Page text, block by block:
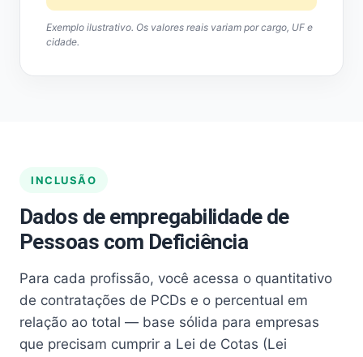
Exemplo ilustrativo. Os valores reais variam por cargo, UF e
cidade.
INCLUSÃO
Dados de empregabilidade de
Pessoas com Deficiência
Para cada profissão, você acessa o quantitativo
de contratações de PCDs e o percentual em
relação ao total — base sólida para empresas
que precisam cumprir a Lei de Cotas (Lei